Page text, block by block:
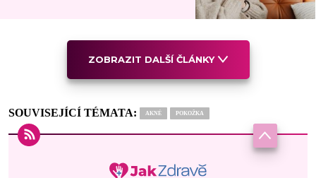
ZOBRAZIT DALŠÍ ČLÁNKY
SOUVISEJÍCÍ TÉMATA: AKNÉ POKOŽKA